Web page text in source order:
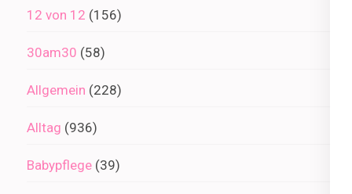
12 von 12 (156)
30am30 (58)
Allgemein (228)
Alltag (936)
Babypflege (39)